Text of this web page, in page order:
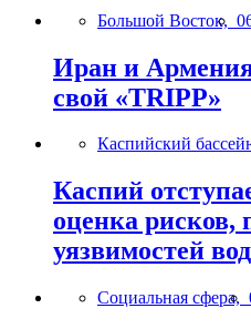
Большой Восток,
Иран и
свой «TRIPP»
Каспийский
Каспий
оценка рисков,
уязвимостей
Социальная сфера,